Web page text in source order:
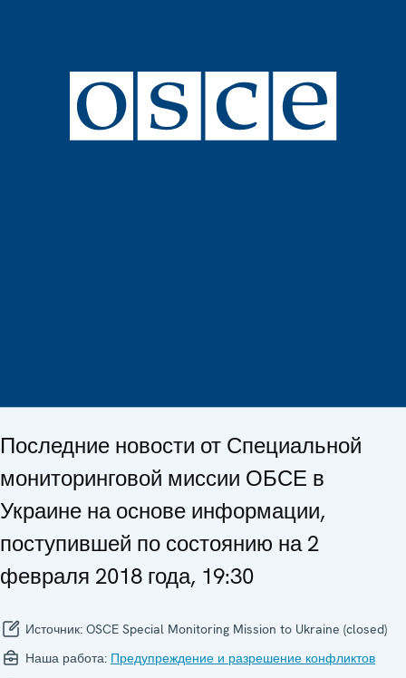
Последние новости от Специальной
мониторинговой миссии ОБСЕ в
Украине на основе информации,
поступившей по состоянию на 2
февраля 2018 года, 19:30
Источник: OSCE Special Monitoring Mission to Ukraine (closed)
Наша работа: Предупреждение и разрешение конфликтов